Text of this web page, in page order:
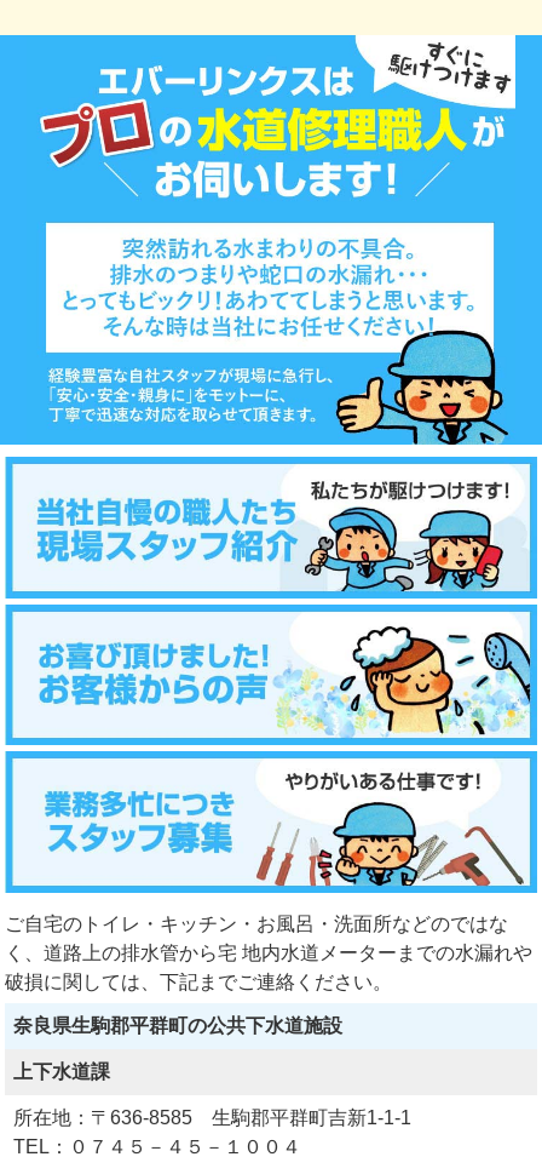
ご自宅のトイレ・キッチン・お風呂・洗面所などのではな
く、道路上の排水管から宅 地内水道メーターまでの水漏れや
破損に関しては、下記までご連絡ください。
奈良県生駒郡平群町の公共下水道施設
上下水道課
所在地：〒636-8585 生駒郡平群町吉新1-1-1
TEL：０７４５－４５－１００４